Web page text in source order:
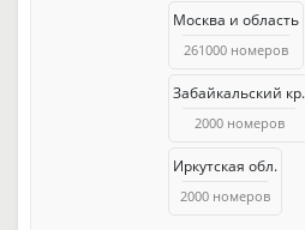
Москва и область
261000 номеров
Забайкальский кр.
2000 номеров
Иркутская обл.
2000 номеров